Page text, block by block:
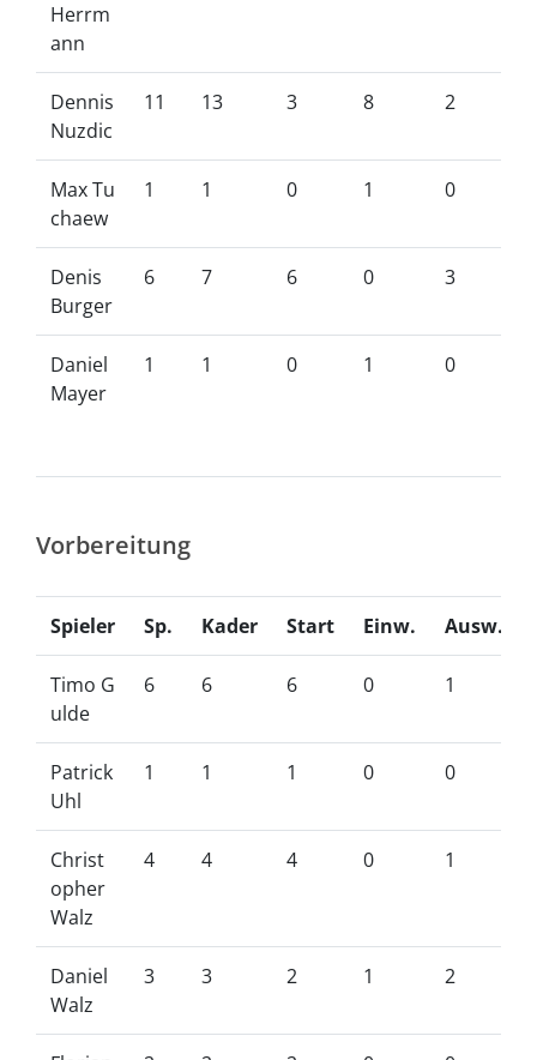
Herrm
ann
Dennis
Nuzdic
11 13 3 8 2
Max Tu
chaew
1 1 0 1 0
Denis
Burger
6 7 6 0 3
Daniel
Mayer
1 1 0 1 0
Vorbereitung
Spieler Sp. Kader Start Einw. Ausw.
Timo G
ulde
6 6 6 0 1
Patrick
Uhl
1 1 1 0 0
Christ
opher
Walz
4 4 4 0 1
Daniel
Walz
3 3 2 1 2